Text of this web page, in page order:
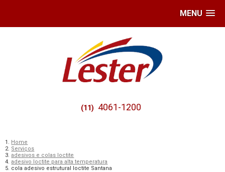
MENU
(11) 4061-1200
Home
Serviços
adesivos e colas loctite
adesivo loctite para alta temperatura
cola adesivo estrutural loctite Santana